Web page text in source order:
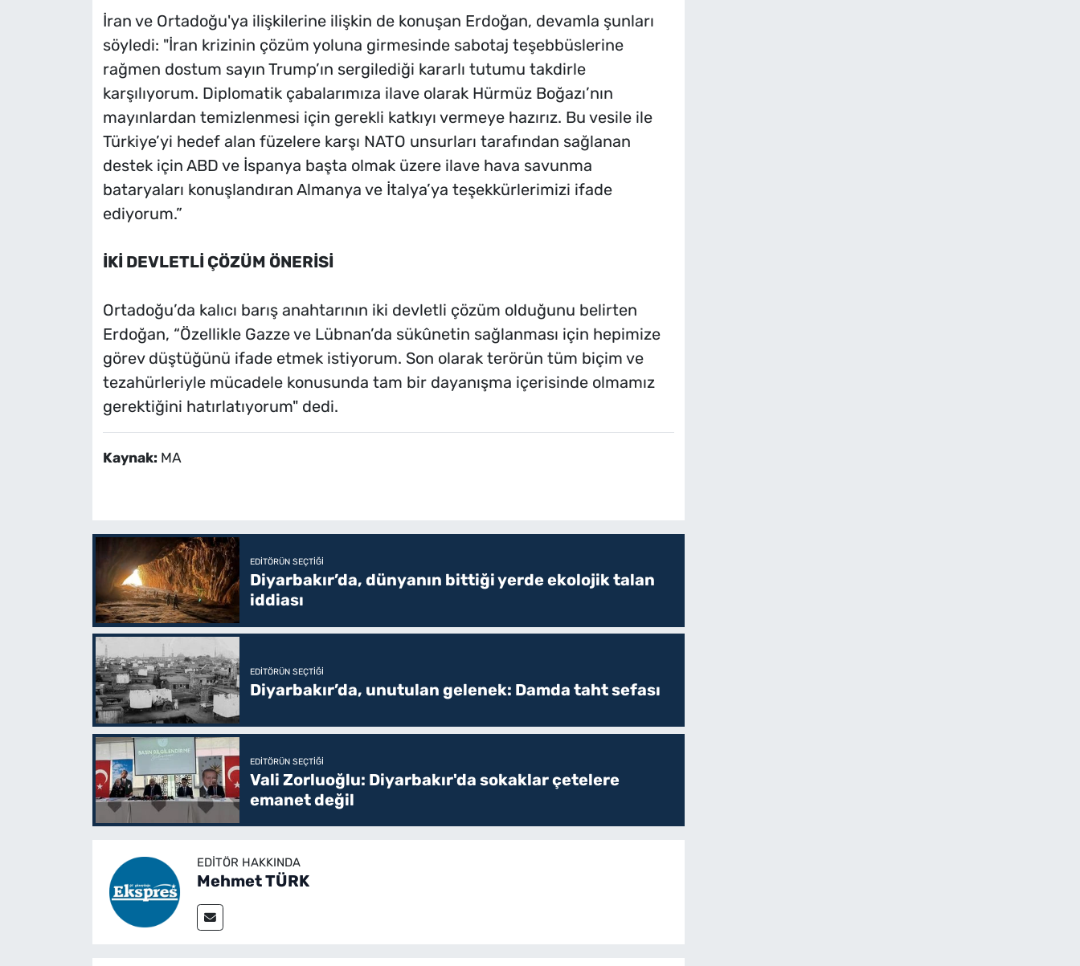
İran ve Ortadoğu'ya ilişkilerine ilişkin de konuşan Erdoğan, devamla şunları
söyledi: "İran krizinin çözüm yoluna girmesinde sabotaj teşebbüslerine
rağmen dostum sayın Trump’ın sergilediği kararlı tutumu takdirle
karşılıyorum. Diplomatik çabalarımıza ilave olarak Hürmüz Boğazı’nın
mayınlardan temizlenmesi için gerekli katkıyı vermeye hazırız. Bu vesile ile
Türkiye’yi hedef alan füzelere karşı NATO unsurları tarafından sağlanan
destek için ABD ve İspanya başta olmak üzere ilave hava savunma
bataryaları konuşlandıran Almanya ve İtalya’ya teşekkürlerimizi ifade
ediyorum.”
İKİ DEVLETLİ ÇÖZÜM ÖNERİSİ
Ortadoğu’da kalıcı barış anahtarının iki devletli çözüm olduğunu belirten
Erdoğan, “Özellikle Gazze ve Lübnan’da sükûnetin sağlanması için hepimize
görev düştüğünü ifade etmek istiyorum. Son olarak terörün tüm biçim ve
tezahürleriyle mücadele konusunda tam bir dayanışma içerisinde olmamız
gerektiğini hatırlatıyorum" dedi.
Kaynak: MA
EDITÖRÜN SEÇTIĞI
Diyarbakır’da, dünyanın bittiği yerde ekolojik talan
iddiası
EDITÖRÜN SEÇTIĞI
Diyarbakır’da, unutulan gelenek: Damda taht sefası
EDITÖRÜN SEÇTIĞI
Vali Zorluoğlu: Diyarbakır'da sokaklar çetelere
emanet değil
EDITÖR HAKKINDA
Mehmet TÜRK